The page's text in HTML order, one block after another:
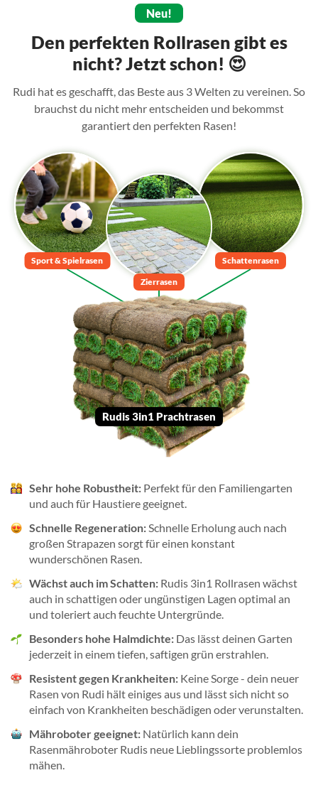
Neu!
Den perfekten Rollrasen gibt es
nicht? Jetzt schon! 😍
Rudi hat es geschafft, das Beste aus 3 Welten zu vereinen. So
brauchst du nicht mehr entscheiden und bekommst
garantiert den perfekten Rasen!
Sport & Spielrasen
Zierrasen
Schattenrasen
Rudis 3in1 Prachtrasen
Sehr hohe Robustheit: Perfekt für den Familiengarten
und auch für Haustiere geeignet.
Schnelle Regeneration:Schnelle Erholung auch nach
großen Strapazen sorgt für einen konstant
wunderschönen Rasen.
Wächst auch im Schatten: Rudis 3in1 Rollrasen wächst
auch in schattigen oder ungünstigen Lagen optimal an
und toleriert auch feuchte Untergründe.
Besonders hohe Halmdichte: Das lässt deinen Garten
jederzeit in einem tiefen, saftigen grün erstrahlen.
Resistent gegen Krankheiten: Keine Sorge - dein neuer
Rasen von Rudi hält einiges aus und lässt sich nicht so
einfach von Krankheiten beschädigen oder verunstalten.
Mähroboter geeignet: Natürlich kann dein
Rasenmähroboter Rudis neue Lieblingssorte problemlos
mähen.